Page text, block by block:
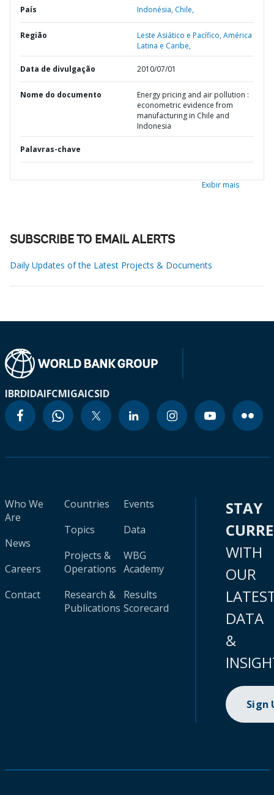
País Indonésia, Chile,
Região Leste Asiático e Pacífico,América
Latina e Caribe,
Data de divulgação 2010/07/01
Nome do documento
Energy pricing and air pollution :
econometric evidence from
manufacturing in Chile and
Indonesia
Palavras-chave
Exibir mais
SUBSCRIBE TO EMAIL ALERTS
Daily Updates of the Latest Projects & Documents
IBRDIDAIFCMIGAICSID
Who We
Are
News
Careers
Contact
Countries
Topics
Projects &
Operations
Research &
Publications
Events
Data
WBG
Academy
Results
Scorecard
STAY
WITH
OUR
DATA
&
Sign